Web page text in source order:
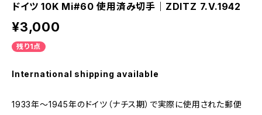
ドイツ 10K Mi#60 使用済み切手｜ZDITZ 7.V.1942
¥3,000
残り1点
International shipping available
1933年～1945年のドイツ（ナチス期）で実際に使用された郵便